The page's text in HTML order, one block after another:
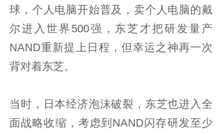
球，个人电脑开始普及，卖个人电脑的戴
尔进入世界500强，东芝才把研发量产
NAND重新提上日程，但幸运之神再一次
背对着东芝。
当时，日本经济泡沫破裂，东芝也进入全
面战略收缩，考虑到NAND闪存研发至少